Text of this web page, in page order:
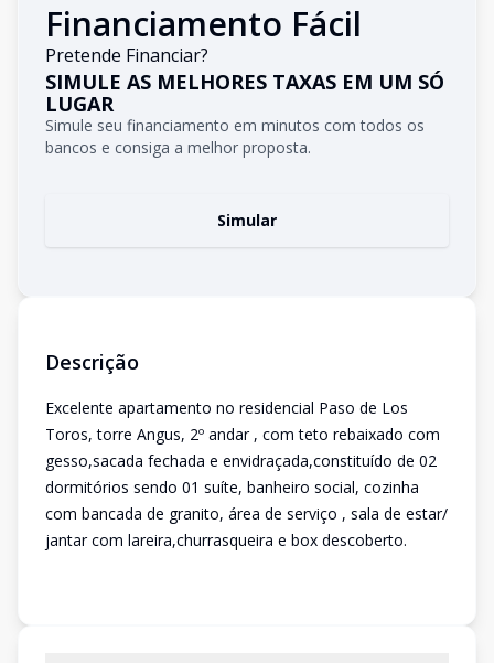
Financiamento Fácil
Pretende Financiar?
SIMULE AS MELHORES TAXAS EM UM SÓ
LUGAR
Simule seu financiamento em minutos com todos os
bancos e consiga a melhor proposta.
Simular
Descrição
Excelente apartamento no residencial Paso de Los
Toros, torre Angus, 2º andar , com teto rebaixado com
gesso,sacada fechada e envidraçada,constituído de 02
dormitórios sendo 01 suíte, banheiro social, cozinha
com bancada de granito, área de serviço , sala de estar/
jantar com lareira,churrasqueira e box descoberto.